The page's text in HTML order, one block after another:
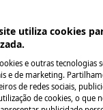
combinado, ou
do
ou de
utiliza cookies
e outras
e de marketing.
de redes sociais,
de cookies, o que